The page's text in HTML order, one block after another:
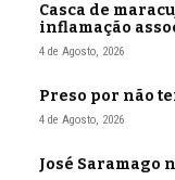
Casca de
inflamação
4 de Agosto, 2026
Preso por não
4 de Agosto, 2026
José Saramago